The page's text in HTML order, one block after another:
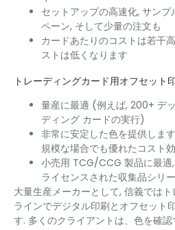
セットアップの高速化, サン
ペーン, そして少量の注文も
カードあたりのコストは若干
ストは低くなります
トレーディングカード用オフセット
量産に最適 (例えば, 200+ デ
ディング カードの実行)
非常に安定した色を提供しま
規模な場合でも優れたコスト
小売用 TCG/CCG 製品に最適
ライセンスされた収集品シリ
大量生産メーカーとして, 信義では
ラインでデジタル印刷とオフセット
す. 多くのクライアントは、色を確